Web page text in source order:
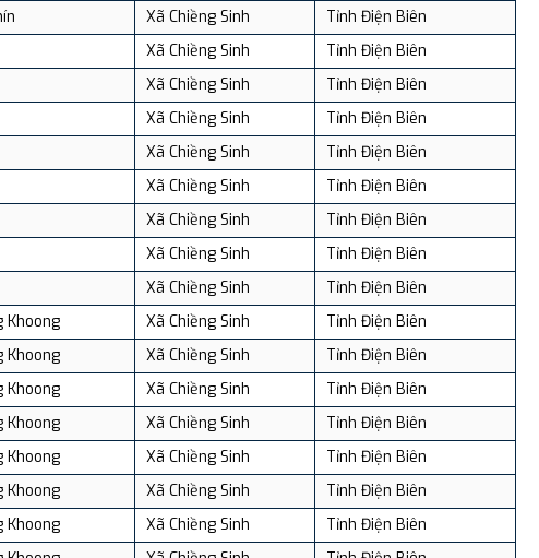
Xã Chiềng Sinh
Tỉnh Điện Biên
Xã Chiềng Sinh
Tỉnh Điện Biên
Xã Chiềng Sinh
Tỉnh Điện Biên
Xã Chiềng Sinh
Tỉnh Điện Biên
Xã Chiềng Sinh
Tỉnh Điện Biên
Xã Chiềng Sinh
Tỉnh Điện Biên
Xã Chiềng Sinh
Tỉnh Điện Biên
Xã Chiềng Sinh
Tỉnh Điện Biên
Xã Chiềng Sinh
Tỉnh Điện Biên
Khoong Xã Chiềng Sinh
Tỉnh Điện Biên
Khoong Xã Chiềng Sinh
Tỉnh Điện Biên
Khoong Xã Chiềng Sinh
Tỉnh Điện Biên
Khoong Xã Chiềng Sinh
Tỉnh Điện Biên
Khoong Xã Chiềng Sinh
Tỉnh Điện Biên
Khoong Xã Chiềng Sinh
Tỉnh Điện Biên
Khoong Xã Chiềng Sinh
Tỉnh Điện Biên